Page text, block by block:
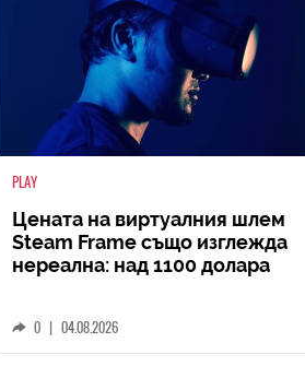
PLAY
Цената на виртуалния шлем
Steam Frame също изглежда
нереална: над 1100 долара
0 | 04.08.2026